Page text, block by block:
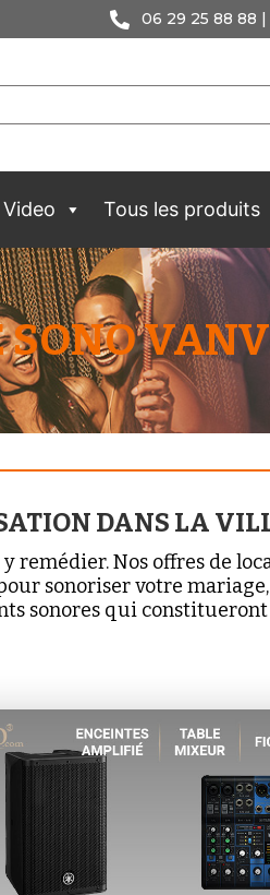
06 29 25 88 88 |
Tous les produits
SONO
DANS LA
remédier. Nos offres de
sonoriser votre
sonores qui